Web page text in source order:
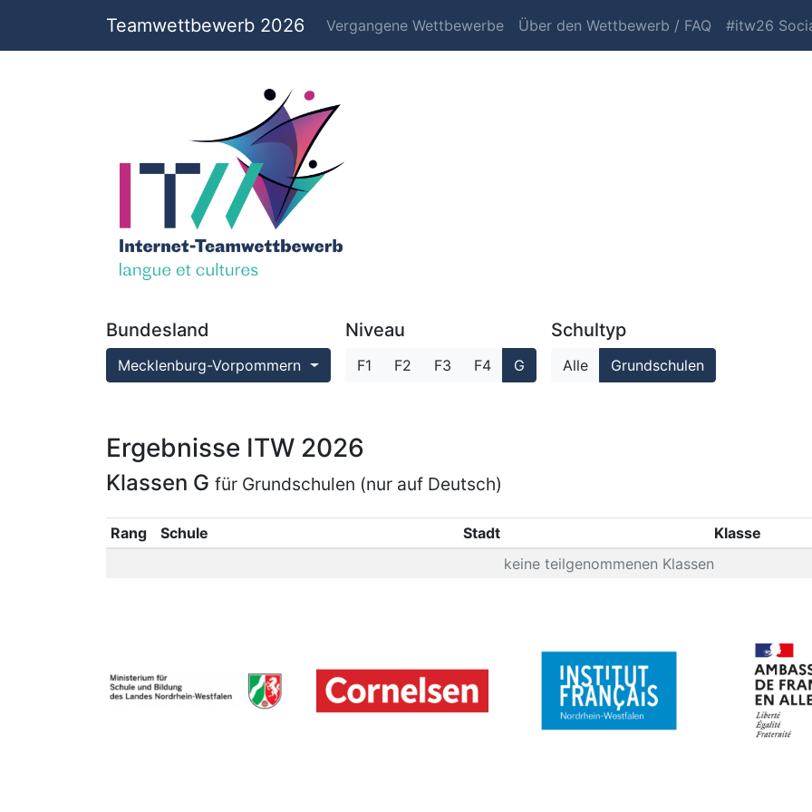
Teamwettbewerb 2026 Vergangene Wettbewerbe Über den Wettbewerb / FAQ #itw26
Bundesland
Mecklenburg-Vorpommern
Niveau
F1 F2 F3 F4 G
Schultyp
Alle Grundschulen
Ergebnisse ITW 2026
Klassen G für Grundschulen (nur auf Deutsch)
Rang Schule Stadt Klasse
keine teilgenommenen Klassen